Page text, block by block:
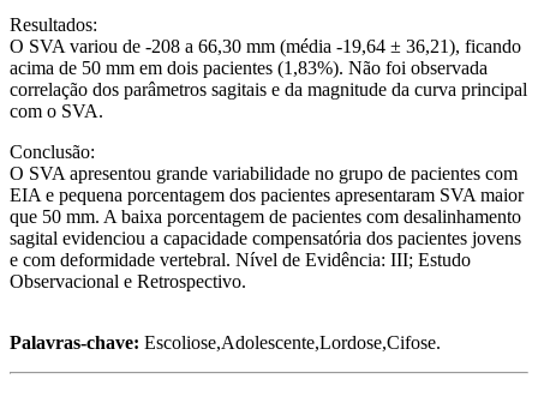
Resultados:
O SVA variou de -208 a 66,30 mm (média -19,64 ± 36,21), ficando
acima de 50 mm em dois pacientes (1,83%). Não foi observada
correlação dos parâmetros sagitais e da magnitude da curva principal
com o SVA.
Conclusão:
O SVA apresentou grande variabilidade no grupo de pacientes com
EIA e pequena porcentagem dos pacientes apresentaram SVA maior
que 50 mm. A baixa porcentagem de pacientes com desalinhamento
sagital evidenciou a capacidade compensatória dos pacientes jovens
e com deformidade vertebral. Nível de Evidência: III; Estudo
Observacional e Retrospectivo.
Palavras-chave: Escoliose,Adolescente,Lordose,Cifose.